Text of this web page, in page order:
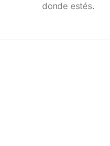
donde estés.